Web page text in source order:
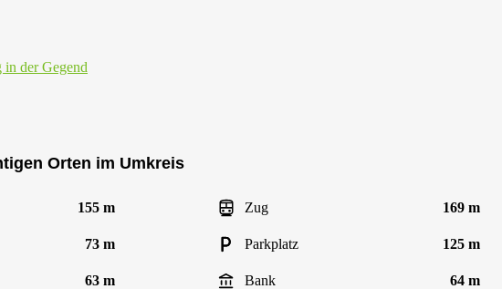
der Gegend
Orten im Umkreis
155 m Zug 169 m
73 m Parkplatz 125 m
63 m Bank 64 m